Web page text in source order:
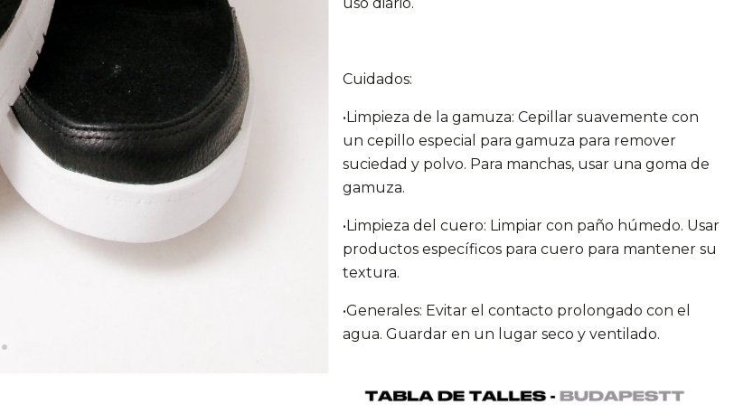
Cuidados:
•Limpieza de la gamuza: Cepillar suavemente con
un cepillo especial para gamuza para remover
suciedad y polvo. Para manchas, usar una goma de
gamuza.
•Limpieza del cuero: Limpiar con paño húmedo. Usar
productos específicos para cuero para mantener su
textura.
•Generales: Evitar el contacto prolongado con el
agua. Guardar en un lugar seco y ventilado.